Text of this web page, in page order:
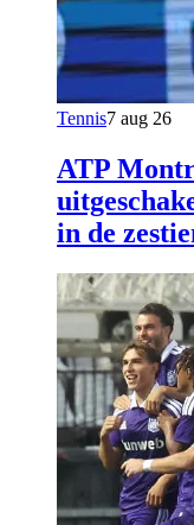
Tennis7 aug 26
ATP
in de